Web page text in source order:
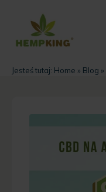
Jesteś tutaj: Home » Blog »